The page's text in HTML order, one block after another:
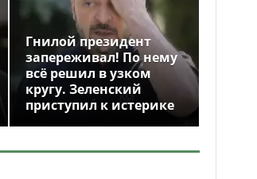
Гнилой президент
запереживал! По нему
всё решил в узком
кругу. Зеленский
приступил к истерике